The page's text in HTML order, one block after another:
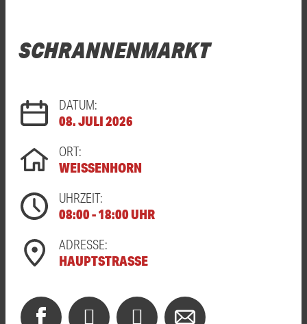
SCHRANNENMARKT
DATUM:
08. JULI 2026
ORT:
WEISSENHORN
UHRZEIT:
08:00 - 18:00 UHR
ADRESSE:
HAUPTSTRASSE